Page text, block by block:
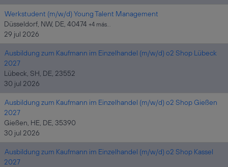
Werkstudent (m/w/d) Young Talent Management
Düsseldorf, NW, DE, 40474 +4 más…
29 jul 2026
Ausbildung zum Kaufmann im Einzelhandel (m/w/d) o2 Shop Lübeck
2027
Lübeck, SH, DE, 23552
30 jul 2026
Ausbildung zum Kaufmann im Einzelhandel (m/w/d) o2 Shop Gießen
2027
Gießen, HE, DE, 35390
30 jul 2026
Ausbildung zum Kaufmann im Einzelhandel (m/w/d) o2 Shop Kassel
2027